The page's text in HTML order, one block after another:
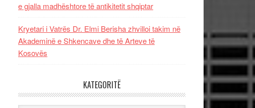
e gjalla madhështore të antikitetit shqiptar
Kryetari i Vatrës Dr. Elmi Berisha zhvilloi takim në
Akademinë e Shkencave dhe të Arteve të
Kosovës
KATEGORITË